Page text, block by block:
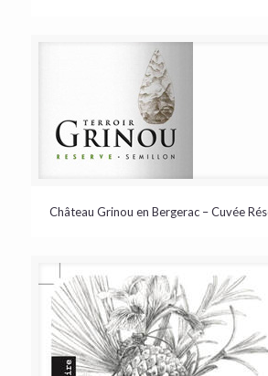
Château Grinou en Bergerac – Cuvée